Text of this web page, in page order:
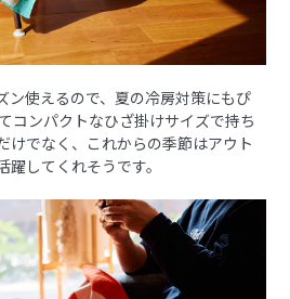
ン使えるので、夏の冷房対策にもぴ
コンパクトなひざ掛けサイズで持ち
でなく、これからの季節はアウト
躍してくれそうです。